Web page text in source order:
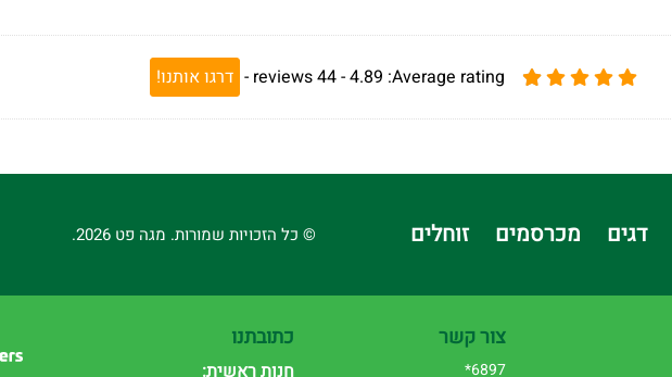
Average rating:
4.89 -
44
reviews
- דרגו אותנו!
דגים מכרסמים זוחלים © כל הזכויות שמורות. מגה פט 2026.
צור קשר
6897*
כתובתנו